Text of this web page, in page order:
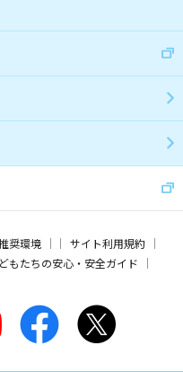
奨環境
サイト利用規約
もたちの安心・安全ガイド